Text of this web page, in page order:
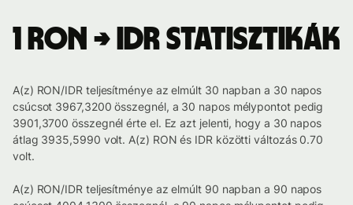
1 RON → IDR statisztikák
A(z) RON/IDR teljesítménye az elmúlt 30 napban a 30 napos
csúcsot 3967,3200 összegnél, a 30 napos mélypontot pedig
3901,3700 összegnél érte el. Ez azt jelenti, hogy a 30 napos
átlag 3935,5990 volt. A(z) RON és IDR közötti változás 0.70
volt.
A(z) RON/IDR teljesítménye az elmúlt 90 napban a 90 napos